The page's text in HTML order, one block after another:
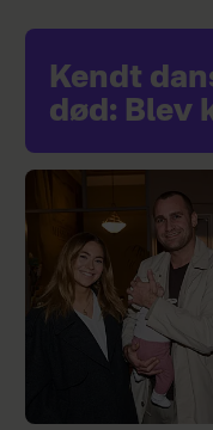
Kendt
død: Blev